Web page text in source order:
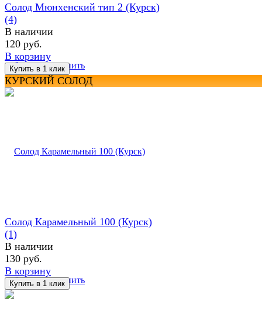
избранное сравнить
Солод Мюнхенский тип 2 (Курск)
(4)
В наличии
120 руб.
В корзину
КУРСКИЙ СОЛОД
избранное сравнить
Солод Карамельный 100 (Курск)
(1)
В наличии
130 руб.
В корзину